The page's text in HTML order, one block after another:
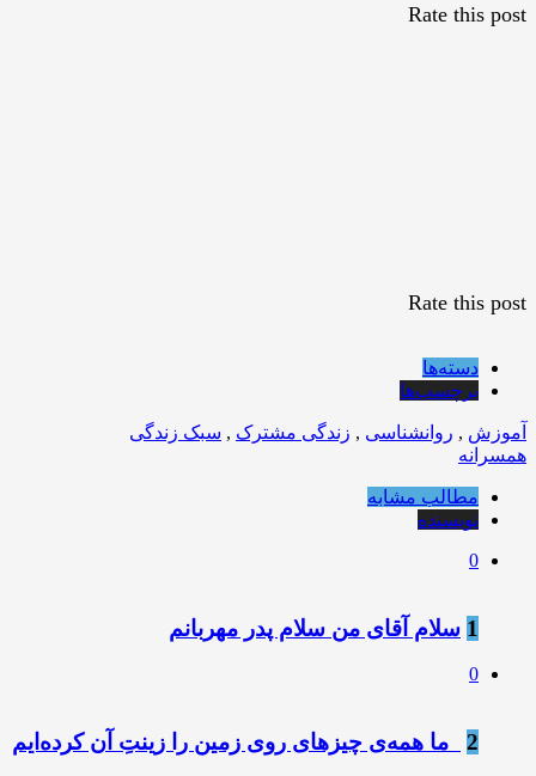
Rate this post
Rate this post
دسته‌ها
برچسب‌ها
آموزش , روانشناسی , زندگی مشترک , سبک زندگی
همسرانه
مطالب مشابه
نویسنده
0
1 سلام آقای من سلام پدر مهربانم
0
2 ️ ️ ما همه‌ی چیزهای روی زمین را زینتِ آن کرده‌ایم